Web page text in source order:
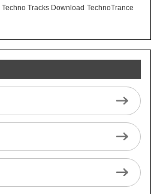
Techno Tracks Download TechnoTrance